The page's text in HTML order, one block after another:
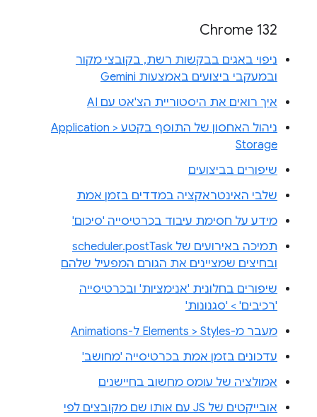
Chrome 132
ניפוי באגים בבקשות רשת, בקובצי מקור
ובמעקבי ביצועים באמצעות Gemini
איך רואים את היסטוריית הצ'אט עם AI
ניהול האחסון של התוסף בקטע Application >
Storage
שיפורים בביצועים
שלבי האינטראקציה במדדים בזמן אמת
מידע על חסימת עיבוד בכרטיסייה 'סיכום'
תמיכה באירועים של scheduler.postTask
ובחיצים שמציינים את הגורם המפעיל שלהם
שיפורים בחלונית 'אנימציות' ובכרטיסייה
'רכיבים' > 'סגנונות'
מעבר מ-Elements > Styles ל-Animations
עדכונים בזמן אמת בכרטיסייה 'מחושב'
אמולציה של עומס מחשוב בחיישנים
אובייקטים של JS עם אותו שם מקובצים לפי